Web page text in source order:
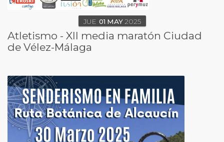
JUE 01 MAY 2025
Atletismo - XII media maratón Ciudad
de Vélez-Málaga